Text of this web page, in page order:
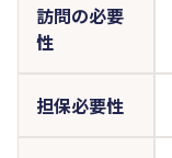
訪問の必要
性
担保必要性